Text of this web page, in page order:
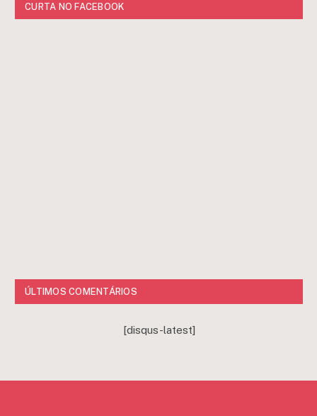
CURTA NO FACEBOOK
ÚLTIMOS COMENTÁRIOS
[disqus-latest]